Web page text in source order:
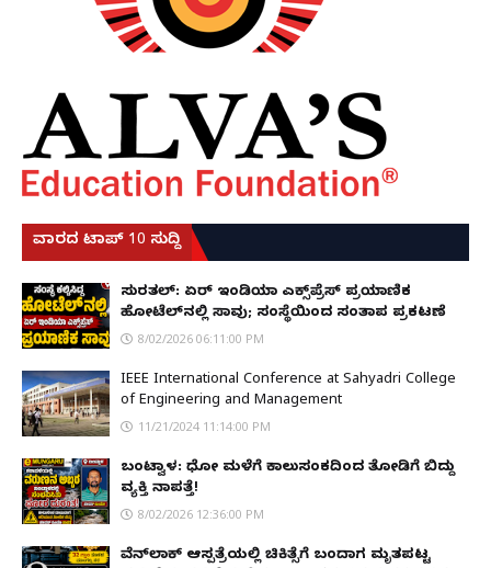
ವಾರದ ಟಾಪ್ 10 ಸುದ್ದಿ
ಸುರತ್ಕಲ್: ಏರ್ ಇಂಡಿಯಾ ಎಕ್ಸ್‌ಪ್ರೆಸ್ ಪ್ರಯಾಣಿಕ
ಹೋಟೆಲ್‌ನಲ್ಲಿ ಸಾವು; ಸಂಸ್ಥೆಯಿಂದ ಸಂತಾಪ ಪ್ರಕಟಣೆ
8/02/2026 06:11:00 PM
IEEE International Conference at Sahyadri College
of Engineering and Management
11/21/2024 11:14:00 PM
ಬಂಟ್ವಾಳ: ಧೋ ಮಳೆಗೆ ಕಾಲುಸಂಕದಿಂದ ತೋಡಿಗೆ ಬಿದ್ದು
ವ್ಯಕ್ತಿ ನಾಪತ್ತೆ!
8/02/2026 12:36:00 PM
ವೆನ್‌ಲಾಕ್ ಆಸ್ಪತ್ರೆಯಲ್ಲಿ ಚಿಕಿತ್ಸೆಗೆ ಬಂದಾಗ ಮೃತಪಟ್ಟ